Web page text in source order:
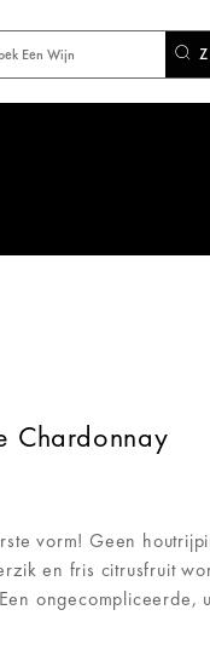
Chardonnay
vorm! Geen
en fris citrusfruit
ongecompliceerde,